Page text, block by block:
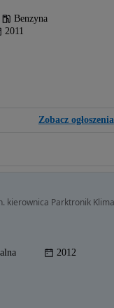
Benzyna
2011
Zobacz ogłoszenia
2012